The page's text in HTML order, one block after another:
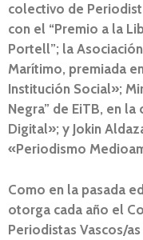
colectivo de
con el “Premio a la
Portell”; la
Marítimo, premiada
Institución Social»;
Negra” de EiTB, en
Digital»; y Jokin
«Periodismo
Como en la pasada
otorga cada año el
Periodistas Vascos/